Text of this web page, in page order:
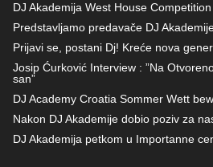
DJ Akademija West House Competition
Predstavljamo predavače DJ
Prijavi se, postani Dj! Kreće nova
Josip Ćurković Interview : ”Na
san”
DJ Academy Croatia Sommer Wett
Nakon DJ Akademije dobio poziv za
DJ Akademija petkom u Importanne